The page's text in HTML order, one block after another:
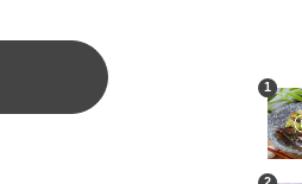
1